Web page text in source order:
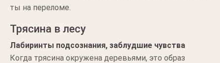
ты на переломе.
Трясина в лесу
Лабиринты подсознания, заблудшие чувства
Когда трясина окружена деревьями, это образ